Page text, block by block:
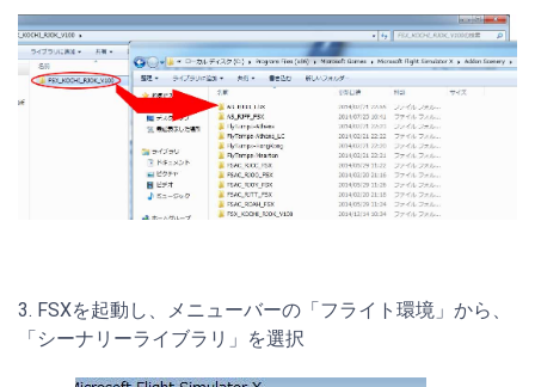
3. FSXを起動し、メニューバーの「フライト環境」から、
「シーナリーライブラリ」を選択